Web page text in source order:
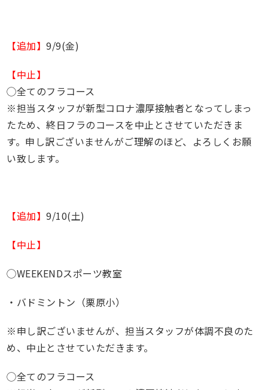
【追加】9/9(金)
【中止】
◯全てのフラコース
※担当スタッフが新型コロナ濃厚接触者となってしまっ
たため、終日フラのコースを中止とさせていただきま
す。申し訳ございませんがご理解のほど、よろしくお願
い致します。
【追加】9/10(土)
【中止】
◯WEEKENDスポーツ教室
・バドミントン（栗原小）
※申し訳ございませんが、担当スタッフが体調不良のた
め、中止とさせていただきます。
◯全てのフラコース